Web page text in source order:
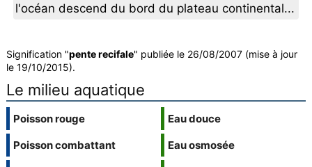
l'océan descend du bord du plateau continental...
Signification "pente recifale" publiée le 26/08/2007 (mise à jour
le 19/10/2015).
Le milieu aquatique
Poisson rouge
Poisson combattant
Eau douce
Eau osmosée